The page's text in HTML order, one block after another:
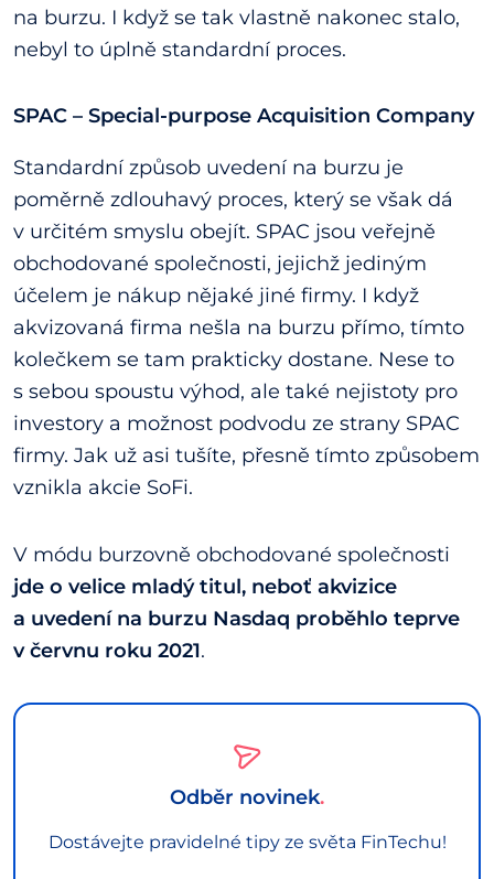
na burzu. I když se tak vlastně nakonec stalo,
nebyl to úplně standardní proces.
SPAC – Special-purpose Acquisition Company
Standardní způsob uvedení na burzu je
poměrně zdlouhavý proces, který se však dá
v určitém smyslu obejít. SPAC jsou veřejně
obchodované společnosti, jejichž jediným
účelem je nákup nějaké jiné firmy. I když
akvizovaná firma nešla na burzu přímo, tímto
kolečkem se tam prakticky dostane. Nese to
s sebou spoustu výhod, ale také nejistoty pro
investory a možnost podvodu ze strany SPAC
firmy. Jak už asi tušíte, přesně tímto způsobem
vznikla akcie SoFi.
V módu burzovně obchodované společnosti
jde o velice mladý titul, neboť akvizice
a uvedení na burzu Nasdaq proběhlo teprve
v červnu roku 2021.
Odběr novinek
Dostávejte pravidelné tipy ze světa FinTechu!